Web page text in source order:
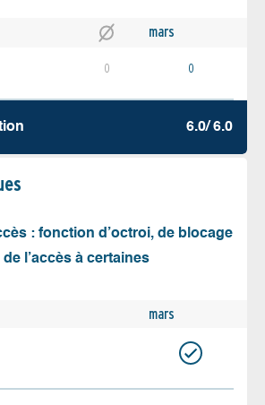
mars
0 0
6.0/ 6.0
: fonction d’octroi, de blocage
l’accès à certaines
mars